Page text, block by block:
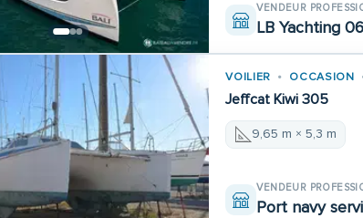
VENDEUR
LB Yachting 06
VOILIER OCCASION
Jeffcat Kiwi 305
9,65 m × 5,3 m
VENDEUR
Port navy